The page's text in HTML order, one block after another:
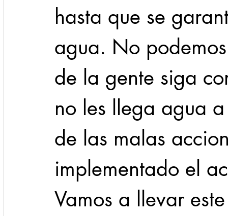
hasta que se
agua. No
de la gente siga
no les llega agua
de las malas
implementado el
Vamos a llevar